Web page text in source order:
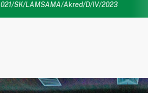
021/SK/LAMSAMA/Akred/D/IV/2023